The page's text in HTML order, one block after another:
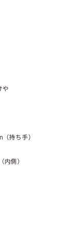
や
持ち手）
内側）